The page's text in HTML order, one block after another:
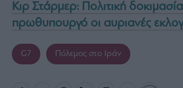
Κιρ Στάρμερ: Πολιτική
πρωθυπουργό οι αυριανές
G7 Πόλεμος στο Ιράν